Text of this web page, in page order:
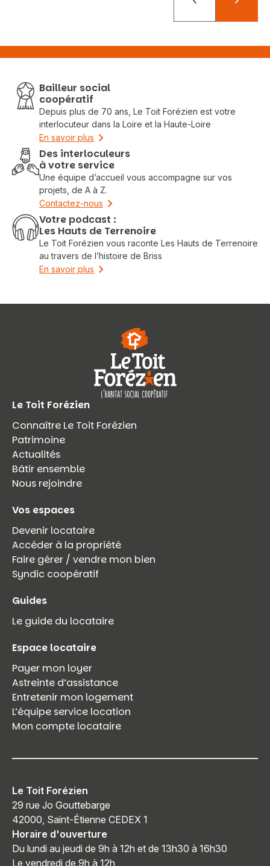
PrécédentSuivant
Bailleur social
coopératif
Depuis plus de 70 ans, Le Toit Forézien est votre
interlocuteur dans la Loire et la Haute-Loire
En savoir plus
Des interloculeurs
à votre service
Une équipe d’accueil vous accompagne sur vos
projets, de A à Z.
Contactez-nous
Votre podcast :
Les Hauts de Terrenoire
Le Toit Forézien vous raconte Les Hauts de Terrenoire
au travers de l’histoire de Briss
En savoir plus
Le Toit Forézien
Connaître Le Toit Forézien
Patrimoine
Actualités
Bâtir ensemble
Nous rejoindre
Vos espaces
Devenir locataire
Accéder à la propriété
Faire gérer / vendre mon bien
Syndic coopératif
Guides
Le guide du locataire
Espace locataire
Payer mon loyer
Astreinte d’assistance
Entretenir mon logement
L’équipe service location
Mon compte locataire
Le Toit Forézien
29 rue Jo Gouttebarge
42000, Saint-Étienne CEDEX 1
Horaire d'ouverture
Du lundi au jeudi de 9h à 12h et de 13h30 à 16h30
Le vendredi de 9h à 12h